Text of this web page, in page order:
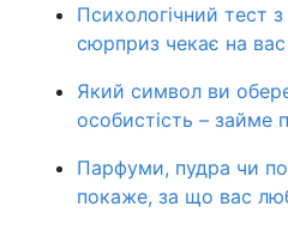
Психологічний тест
сюрприз чекає на вас
Який символ ви
особистість – займе
Парфуми, пудра чи
покаже, за що вас